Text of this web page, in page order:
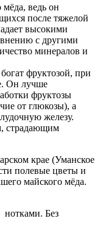
мёда, ведь он
после тяжелой
высокими
с другими
минералов и
фруктозой, при
Он лучше
фруктозы
от глюкозы), а
железу.
страдающим
крае (Уманское
полевые цветы и
майского мёда.
нотками. Без